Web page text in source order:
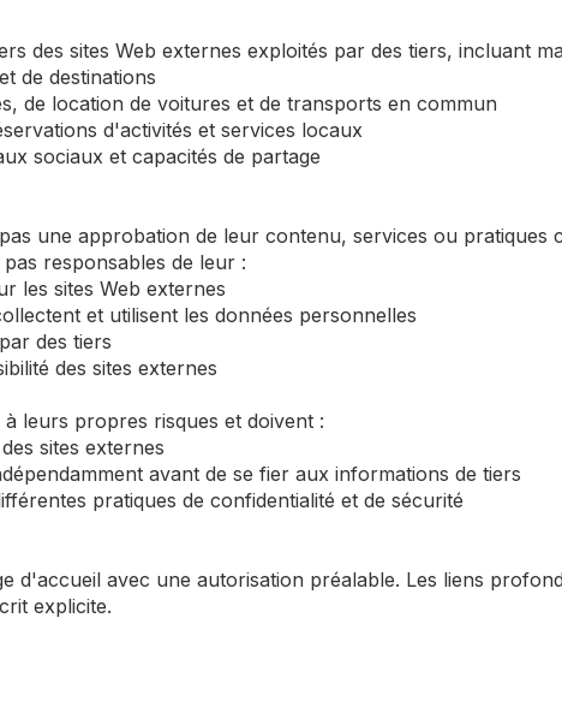
des sites Web externes exploités par des tiers, incluant
de destinations
de location de voitures et de transports en commun
d'activités et services locaux
sociaux et capacités de partage
une approbation de leur contenu, services ou pratiques
responsables de leur :
les sites Web externes
et utilisent les données personnelles
des tiers
des sites externes
leurs propres risques et doivent :
sites externes
avant de se fier aux informations de tiers
pratiques de confidentialité et de sécurité
d'accueil avec une autorisation préalable. Les liens
explicite.